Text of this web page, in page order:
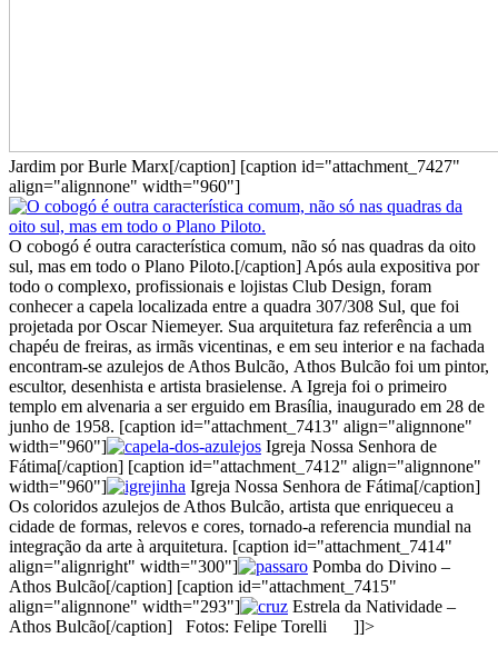
Jardim por Burle Marx[/caption] [caption id="attachment_7427"
align="alignnone" width="960"]
O cobogó é outra característica comum, não só nas quadras da oito
sul, mas em todo o Plano Piloto.[/caption] Após aula expositiva por
todo o complexo, profissionais e lojistas Club Design, foram
conhecer a capela localizada entre a quadra 307/308 Sul, que foi
projetada por Oscar Niemeyer. Sua arquitetura faz referência a um
chapéu de freiras, as irmãs vicentinas, e em seu interior e na fachada
encontram-se azulejos de Athos Bulcão, Athos Bulcão foi um pintor,
escultor, desenhista e artista brasielense. A Igreja foi o primeiro
templo em alvenaria a ser erguido em Brasília, inaugurado em 28 de
junho de 1958. [caption id="attachment_7413" align="alignnone"
width="960"]
Igreja Nossa Senhora de
Fátima[/caption] [caption id="attachment_7412" align="alignnone"
width="960"]
Igreja Nossa Senhora de Fátima[/caption]
Os coloridos azulejos de Athos Bulcão, artista que enriqueceu a
cidade de formas, relevos e cores, tornado-a referencia mundial na
integração da arte à arquitetura. [caption id="attachment_7414"
align="alignright" width="300"]
Pomba do Divino –
Athos Bulcão[/caption] [caption id="attachment_7415"
align="alignnone" width="293"]
Estrela da Natividade –
Athos Bulcão[/caption] Fotos: Felipe Torelli ]]>